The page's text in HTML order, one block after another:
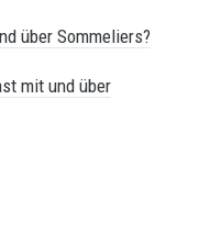
über Sommeliers?
mit und über